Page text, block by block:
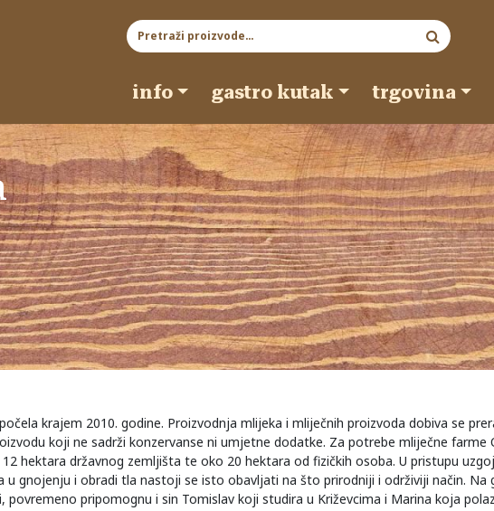
Pretraži:
info gastro kutak trgovina
krajem 2010. godine. Proizvodnja mlijeka i mliječnih proizvoda dobiva se
koji ne sadrži konzervanse ni umjetne dodatke. Za potrebe mliječne
hektara državnog zemljišta te oko 20 hektara od fizičkih osoba. U pristupu
gnojenju i obradi tla nastoji se isto obavljati na što prirodniji i održiviji način. Na
pripomognu i sin Tomislav koji studira u Križevcima i Marina koja